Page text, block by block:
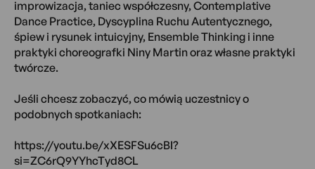
improwizacja, taniec współczesny, Contemplative
Dance Practice, Dyscyplina Ruchu Autentycznego,
śpiew i rysunek intuicyjny, Ensemble Thinking i inne
praktyki choreografki Niny Martin oraz własne praktyki
twórcze.
Jeśli chcesz zobaczyć, co mówią uczestnicy o
podobnych spotkaniach:
https://youtu.be/xXESFSu6cBI?
si=ZC6rQ9YYhcTyd8CL